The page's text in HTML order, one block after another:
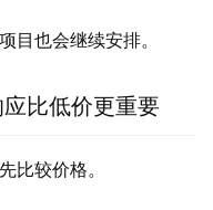
目也会继续安排。
比低价更重要
比较价格。